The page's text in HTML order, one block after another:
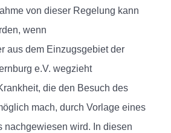
von dieser Regelung kann
wenn
aus dem Einzugsgebiet der
e.V. wegzieht
die den Besuch des
mach, durch Vorlage eines
nachgewiesen wird. In diesen